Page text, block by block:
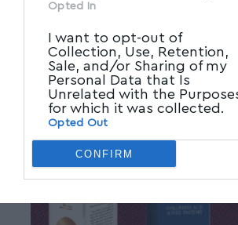
Opted In
I want to opt-out of
Collection, Use, Retention,
Sale, and/or Sharing of my
Personal Data that Is
Unrelated with the
for which it was collected.
Opted Out
CONFIRM